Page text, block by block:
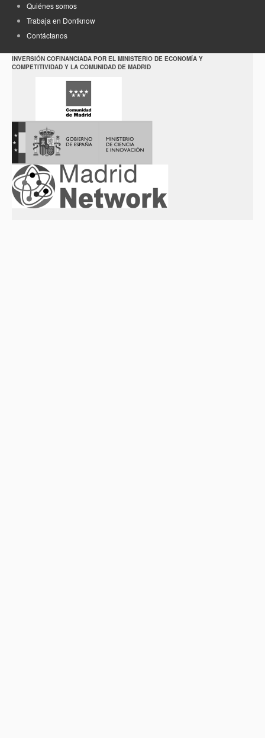
Quiénes somos
Trabaja en Dontknow
Contáctanos
INVERSIÓN COFINANCIADA POR EL MINISTERIO DE ECONOMÍA Y
COMPETITIVIDAD Y LA COMUNIDAD DE MADRID